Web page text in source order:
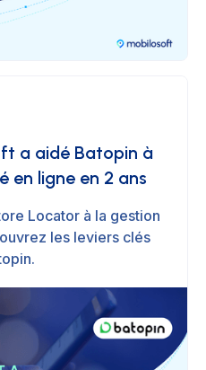
a aidé Batopin à
en ligne en 2 ans
Locator à la gestion
les leviers clés